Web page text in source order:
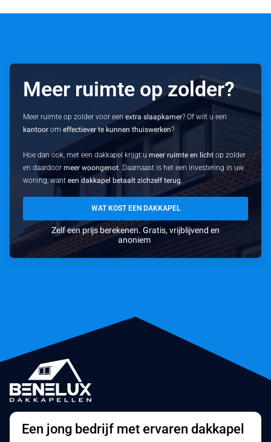
Meer ruimte op zolder?
Meer ruimte op zolder voor eenextra slaapkamer? Of wilt u een
kantoor omeffectiever te kunnen thuiswerken?
Hoe dan ook, met een dakkapel krijgt umeer ruimte en licht op zolder
en daardoormeer woongenot. Daarnaast is het een investering in uw
woning, wanteen dakkapel betaalt zichzelf terug.
WAT KOST EEN DAKKAPEL
Zelf een prijs berekenen. Gratis, vrijblijvend en
anoniem
Een jong bedrijf met ervaren dakkapel